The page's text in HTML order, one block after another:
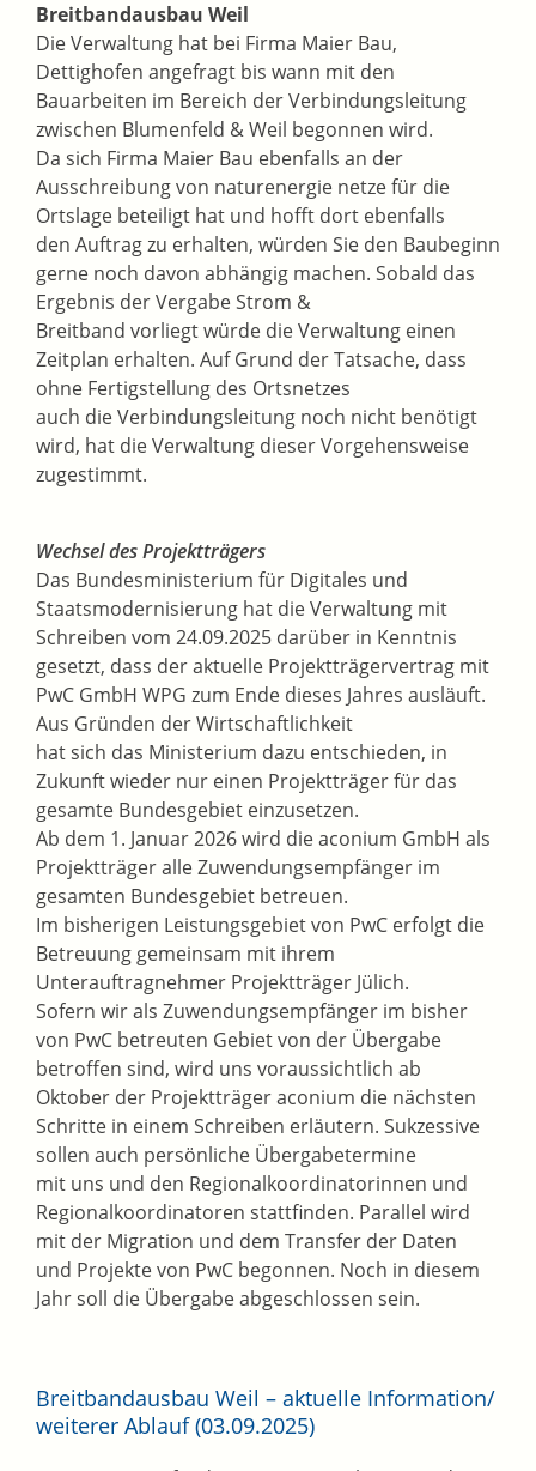
Breitbandausbau Weil
Die Verwaltung hat bei Firma Maier Bau,
Dettighofen angefragt bis wann mit den
Bauarbeiten im Bereich der Verbindungsleitung
zwischen Blumenfeld & Weil begonnen wird.
Da sich Firma Maier Bau ebenfalls an der
Ausschreibung von naturenergie netze für die
Ortslage beteiligt hat und hofft dort ebenfalls
den Auftrag zu erhalten, würden Sie den Baubeginn
gerne noch davon abhängig machen. Sobald das
Ergebnis der Vergabe Strom &
Breitband vorliegt würde die Verwaltung einen
Zeitplan erhalten. Auf Grund der Tatsache, dass
ohne Fertigstellung des Ortsnetzes
auch die Verbindungsleitung noch nicht benötigt
wird, hat die Verwaltung dieser Vorgehensweise
zugestimmt.
Wechsel des Projektträgers
Das Bundesministerium für Digitales und
Staatsmodernisierung hat die Verwaltung mit
Schreiben vom 24.09.2025 darüber in Kenntnis
gesetzt, dass der aktuelle Projektträgervertrag mit
PwC GmbH WPG zum Ende dieses Jahres ausläuft.
Aus Gründen der Wirtschaftlichkeit
hat sich das Ministerium dazu entschieden, in
Zukunft wieder nur einen Projektträger für das
gesamte Bundesgebiet einzusetzen.
Ab dem 1. Januar 2026 wird die aconium GmbH als
Projektträger alle Zuwendungsempfänger im
gesamten Bundesgebiet betreuen.
Im bisherigen Leistungsgebiet von PwC erfolgt die
Betreuung gemeinsam mit ihrem
Unterauftragnehmer Projektträger Jülich.
Sofern wir als Zuwendungsempfänger im bisher
von PwC betreuten Gebiet von der Übergabe
betroffen sind, wird uns voraussichtlich ab
Oktober der Projektträger aconium die nächsten
Schritte in einem Schreiben erläutern. Sukzessive
sollen auch persönliche Übergabetermine
mit uns und den Regionalkoordinatorinnen und
Regionalkoordinatoren stattfinden. Parallel wird
mit der Migration und dem Transfer der Daten
und Projekte von PwC begonnen. Noch in diesem
Jahr soll die Übergabe abgeschlossen sein.
Breitbandausbau Weil – aktuelle Information/
weiterer Ablauf (03.09.2025)